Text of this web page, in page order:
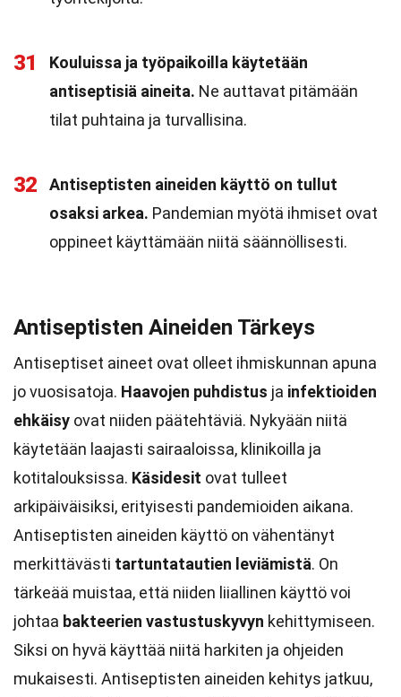
31
Kouluissa ja työpaikoilla käytetään
antiseptisiä aineita. Ne auttavat pitämään
tilat puhtaina ja turvallisina.
32
Antiseptisten aineiden käyttö on tullut
osaksi arkea. Pandemian myötä ihmiset ovat
oppineet käyttämään niitä säännöllisesti.
Antiseptisten Aineiden Tärkeys
Antiseptiset aineet ovat olleet ihmiskunnan apuna
jo vuosisatoja. Haavojen puhdistus ja infektioiden
ehkäisy ovat niiden päätehtäviä. Nykyään niitä
käytetään laajasti sairaaloissa, klinikoilla ja
kotitalouksissa. Käsidesit ovat tulleet
arkipäiväisiksi, erityisesti pandemioiden aikana.
Antiseptisten aineiden käyttö on vähentänyt
merkittävästi tartuntatautien leviämistä. On
tärkeää muistaa, että niiden liiallinen käyttö voi
johtaa bakteerien vastustuskyvyn kehittymiseen.
Siksi on hyvä käyttää niitä harkiten ja ohjeiden
mukaisesti. Antiseptisten aineiden kehitys jatkuu,